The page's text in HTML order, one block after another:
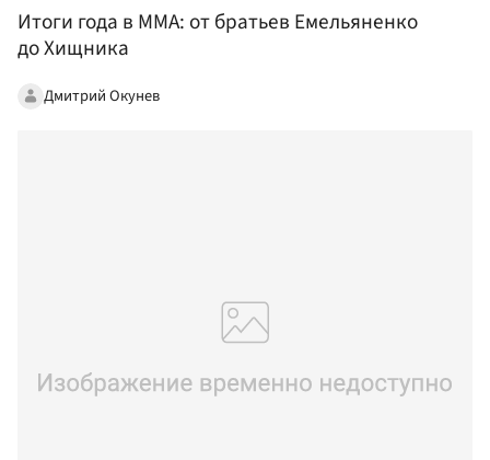
Итоги года в ММА: от братьев Емельяненко
до Хищника
Дмитрий Окунев